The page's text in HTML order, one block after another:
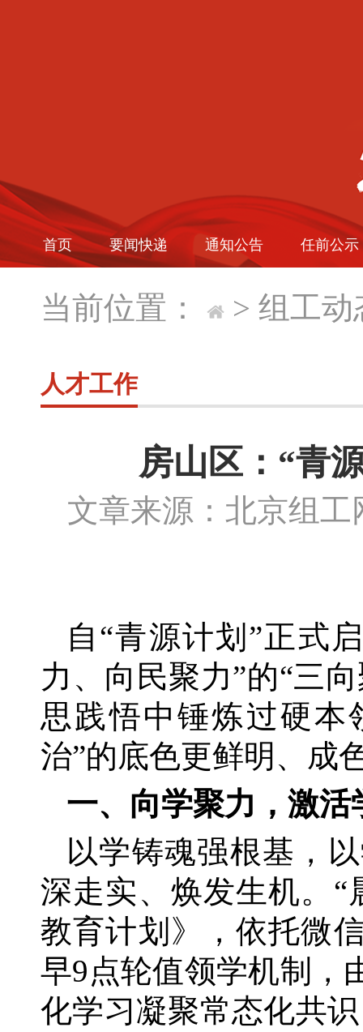
首页 要闻快递 通知公告 任前公示
当前位置： > 组工动
人才工作
房山区：“青
文章来源：北京
自 “青源计划”正式
力、向民聚力”的“三
思践悟中锤炼过硬本
治”的底色更鲜明、成
一、向学聚力，激活
以学铸魂强根基，
深走实、焕发生机。 “
教育计划》，依托微
早9点轮值领学机制，
化学习凝聚常态化共